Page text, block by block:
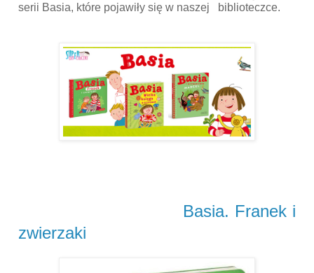
serii Basia, które pojawiły się w naszej biblioteczce.
Basia. Franek i
zwierzaki